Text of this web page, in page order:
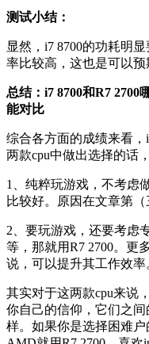
测试小结：
显然，i7 8700的功耗明
率比较高，这也是可以预
总结：i7 8700和R7 2700
能对比
综合各方面的成绩来看，
两款cpu中做出选择的话
1、纯粹玩游戏，不考虑
比较好。原因在文章第（
2、要玩游戏，还要考虑
等，那就用R7 2700。更
说，可以提升其工作效率
其实对于这两款cpu来说
你自己的信仰，它们之
样。如果你是选择困难